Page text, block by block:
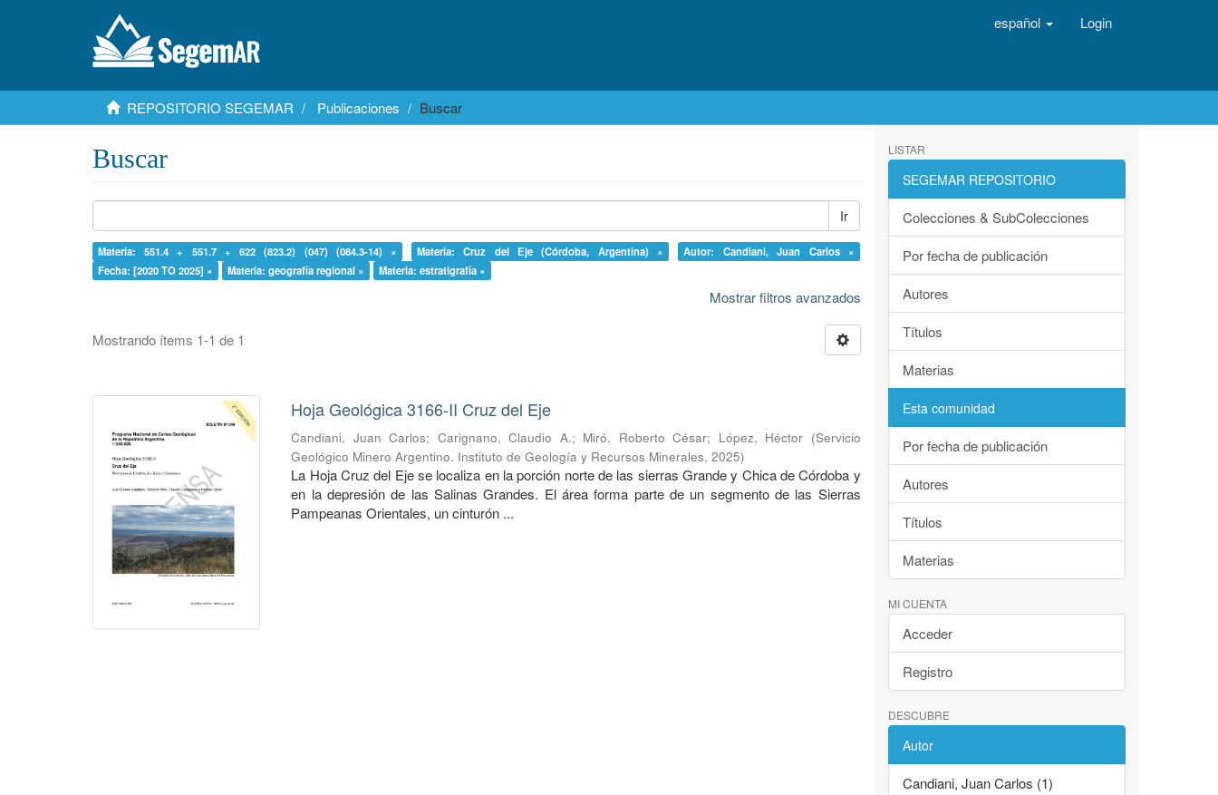
español Login
REPOSITORIO SEGEMAR Publicaciones Buscar
Buscar
Ir
Materia: 551.4 + 551.7 + 622 (823.2) (047) (084.3-14) × Materia: Cruz del Eje (Córdoba, Argentina) ×
Autor: Candiani, Juan Carlos ×
Fecha: [2020 TO 2025] ×
Materia: geografía regional × Materia: estratigrafía ×
Mostrar filtros avanzados
Mostrando ítems 1-1 de 1
Hoja Geológica 3166-II Cruz del Eje
Candiani, Juan Carlos; Carignano, Claudio A.; Miró, Roberto César; López, Héctor (Servicio
Geológico Minero Argentino. Instituto de Geología y Recursos Minerales,2025)
La Hoja Cruz del Eje se localiza en la porción norte de las sierras Grande y Chica de Córdoba y
en la depresión de las Salinas Grandes. El área forma parte de un segmento de las Sierras
Pampeanas Orientales, un cinturón ...
LISTAR
SEGEMAR REPOSITORIO
Colecciones & SubColecciones
Por fecha de publicación
Autores
Títulos
Materias
Esta comunidad
Por fecha de publicación
Autores
Títulos
Materias
MI CUENTA
Acceder
Registro
DESCUBRE
Autor
Candiani, Juan Carlos (1)